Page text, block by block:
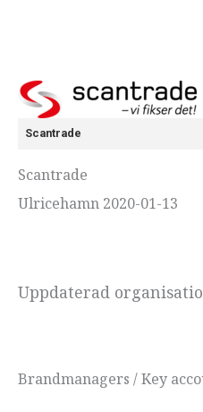
Scantrade
Scantrade
Ulricehamn 2020-01-13
Uppdaterad
Brandmanagers / Key